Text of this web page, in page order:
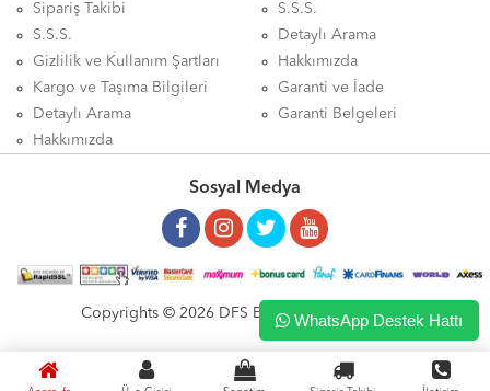
Sipariş Takibi
S.S.S.
Gizlilik ve Kullanım Şartları
Kargo ve Taşıma Bilgileri
Detaylı Arama
Hakkımızda
S.S.S.
Detaylı Arama
Hakkımızda
Garanti ve İade
Garanti Belgeleri
Sosyal Medya
Copyrights © 2026 DFS ELEKTRONİK LTD. ŞTİ.
WhatsApp Destek Hattı